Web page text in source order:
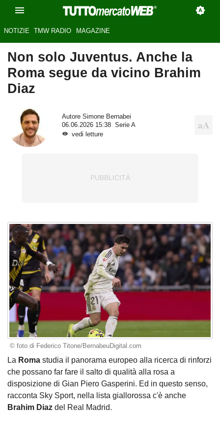
NOTIZIE TMW RADIO MAGAZINE
Non solo Juventus. Anche la
Roma segue da vicino Brahim
Diaz
Autore Simone Bernabei
06.06.2026 15:38
Serie A
vedi letture
© foto di Federico Titone/BernabeuDigital.com
La Roma studia il panorama europeo alla ricerca di rinforzi
che possano far fare il salto di qualità alla rosa a
disposizione di Gian Piero Gasperini. Ed in questo senso,
racconta Sky Sport, nella lista giallorossa c'è anche
Brahim Diaz del Real Madrid.